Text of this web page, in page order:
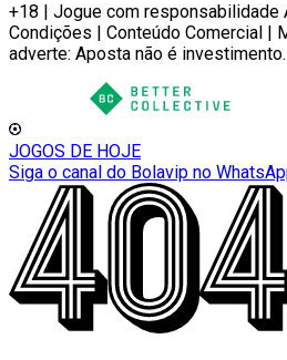
+18 | Jogue com responsabilidade
Condições | Conteúdo Comercial |
adverte: Aposta não é investimento.
JOGOS DE HOJE
Siga o canal do Bolavip no